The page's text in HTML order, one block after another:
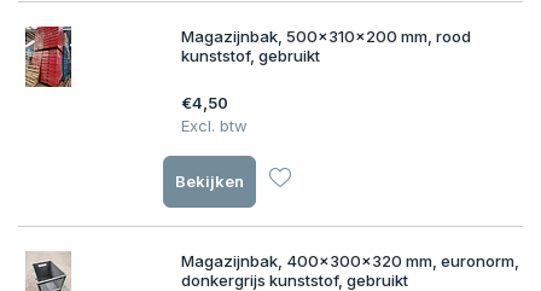
Magazijnbak, 500x310x200 mm, rood
kunststof, gebruikt
€4,50
Excl. btw
Bekijken
Magazijnbak, 400x300x320 mm, euronorm,
donkergrijs kunststof, gebruikt